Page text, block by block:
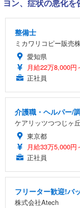
ヨン、症状の悪化を
整備士
ミカワリコピー販売
愛知県
月給22万8,000円
正社員
介護職・ヘルパー/
ケアリッツつつじヶ丘
東京都
月給33万5,000円
正社員
フリーター歓迎!バ
株式会社Atech